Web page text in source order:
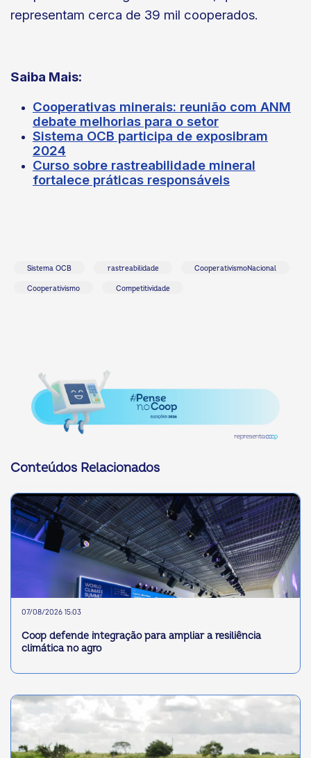
representam cerca de 39 mil cooperados.
Saiba Mais:
Cooperativas minerais: reunião com ANM
debate melhorias para o setor
Sistema OCB participa de exposibram
2024
Curso sobre rastreabilidade mineral
fortalece práticas responsáveis
Sistema OCB rastreabilidade CooperativismoNacional
Cooperativismo Competitividade
Conteúdos Relacionados
07/08/2026 15:03
Coop defende integração para ampliar a resiliência
climática no agro